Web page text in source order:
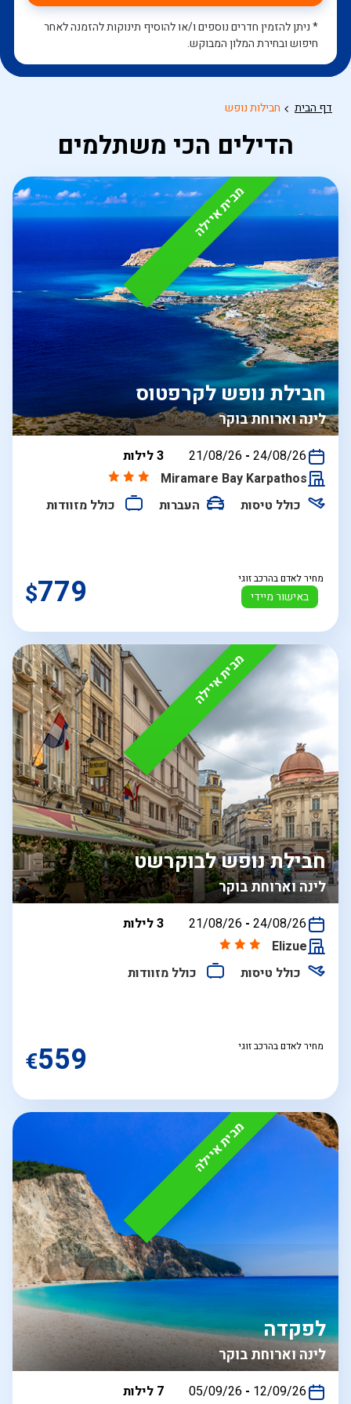
* ניתן להזמין חדרים נוספים ו/או להוסיף תינוקות להזמנה לאחר
חיפוש ובחירת המלון המבוקש.
דף הבית חבילות נופש
הדילים הכי משתלמים
מבית איילה
לינה וארוחת בוקר
חבילת נופש לקרפטוס
בין
21/08/26 - 24/08/26
3 לילות
Miramare Bay Karpathos
כולל טיסות
העברות כולל מזוודות
באישור מיידי
מחיר לאדם בהרכב זוגי $779
מבית איילה
לינה וארוחת בוקר
חבילת נופש לבוקרשט
בין
התאריכים,
21/08/26 - 24/08/26
3 לילות
Elizue
כולל טיסות
כולל מזוודות
מחיר לאדם בהרכב זוגי €559
מבית איילה
לינה וארוחת בוקר
לפקדה
בין
05/09/26 - 12/09/26
7 לילות